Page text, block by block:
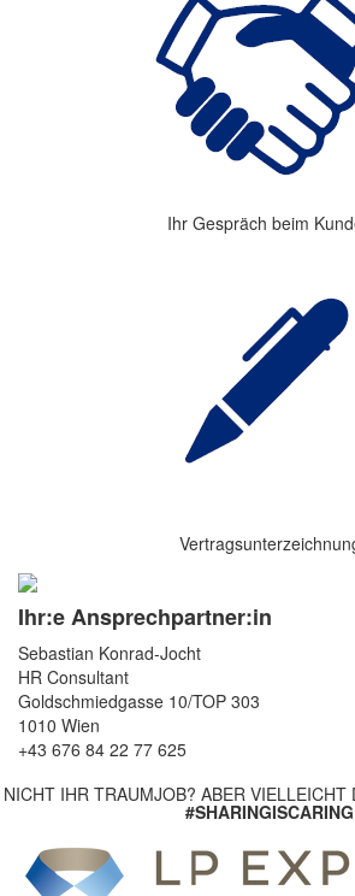
Ihr Gespräch beim
Ihr:e Ansprechpartner:in
Sebastian Konrad-Jocht
HR Consultant
Goldschmiedgasse 10/TOP 303
1010 Wien
+43 676 84 22 77 625
NICHT IHR TRAUMJOB? ABER VIELLEICHT
#SHARINGISCARING